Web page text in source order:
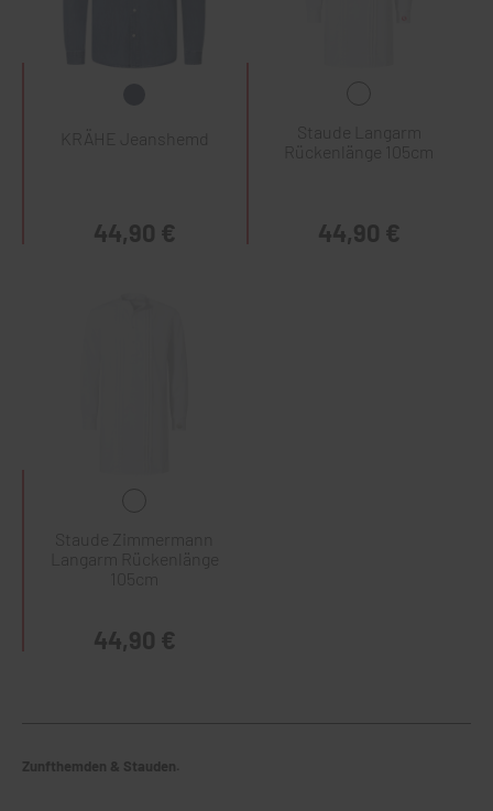
KRÄHE Jeanshemd
44,90 €
Staude Langarm
Rückenlänge 105cm
44,90 €
Staude Zimmermann
Langarm Rückenlänge
44,90 €
Zunfthemden & Stauden.